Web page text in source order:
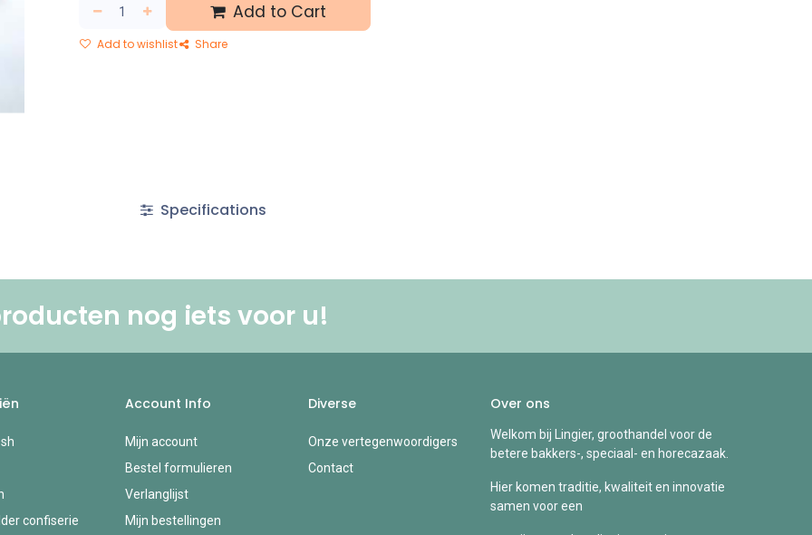
Add to Cart
Add to wishlist Share
Specifications
nog iets voor u!
confiserie
Account Info
Mijn account
Bestel formulieren
Verlanglijst
Mijn bestellingen
Diverse
Onze vertegenwoordigers
Contact
Over ons
Welkom bij Lingier, groothandel voor de
betere bakkers-, speciaal- en horecazaak.
Hier komen traditie, kwaliteit en innovatie
samen voor een